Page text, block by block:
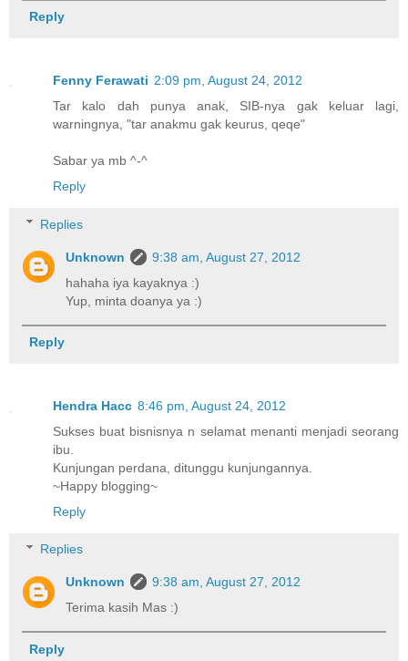
Reply
Fenny Ferawati 2:09 pm, August 24, 2012
Tar kalo dah punya anak, SIB-nya gak keluar lagi,
warningnya, "tar anakmu gak keurus, qeqe"
Sabar ya mb ^-^
Reply
Replies
Unknown
9:38 am, August 27, 2012
hahaha iya kayaknya :)
Yup, minta doanya ya :)
Reply
Hendra Hacc 8:46 pm, August 24, 2012
Sukses buat bisnisnya n selamat menanti menjadi seorang
ibu.
Kunjungan perdana, ditunggu kunjungannya.
~Happy blogging~
Reply
Replies
Unknown
9:38 am, August 27, 2012
Terima kasih Mas :)
Reply